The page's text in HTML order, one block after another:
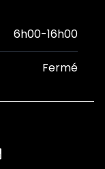
6h00-16h00
Fermé